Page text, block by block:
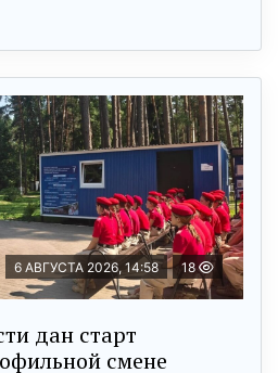
6 АВГУСТА 2026, 14:58 18
дан старт
смене